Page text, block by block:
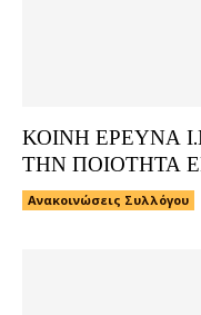
ΚΟΙΝΗ ΕΡΕΥΝΑ
ΤΗΝ ΠΟΙΟΤΗΤΑ
Ανακοινώσεις Συλλόγου